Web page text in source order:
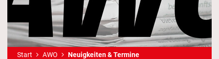
Start AWO Neuigkeiten & Termine